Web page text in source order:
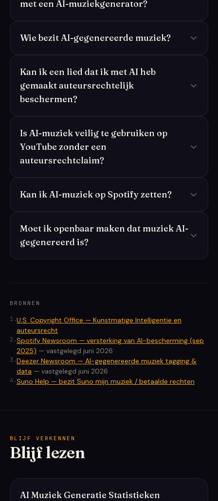
met een AI-muziekgenerator?
Wie bezit AI-gegenereerde muziek?
Kan ik een lied dat ik met AI heb
gemaakt auteursrechtelijk
beschermen?
Is AI-muziek veilig te gebruiken op
YouTube zonder een
auteursrechtclaim?
Kan ik AI-muziek op Spotify zetten?
Moet ik openbaar maken dat muziek AI-
gegenereerd is?
BRONNEN
1 .U.S. Copyright Office — Kunstmatige Intelligentie en
auteursrecht
2 .Spotify Newsroom — versterking van AI-bescherming (sep
2025) — vastgelegd juni 2026
3 .Deezer Newsroom — AI-gegenereerde muziek tagging &
data — vastgelegd juni 2026
4 .Suno Help — bezit Suno mijn muziek / betaalde rechten
BLIJF VERKENNEN
Blijf lezen
AI Muziek Generatie Statistieken